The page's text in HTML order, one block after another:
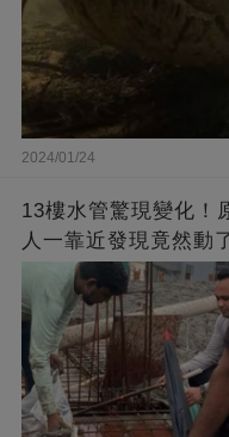
2024/01/24
13樓水管驚現變化！
人一靠近發現竟然動